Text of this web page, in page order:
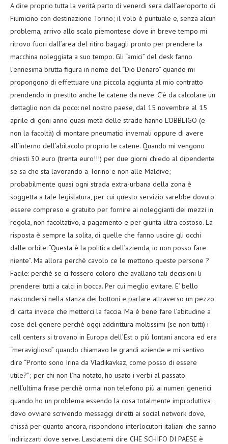
A dire proprio tutta la verità parto di venerdi sera dall’aeroporto di
Fiumicino con destinazione Torino; il volo è puntuale e, senza alcun
problema, arrivo allo scalo piemontese dove in breve tempo mi
ritrovo fuori dall’area del ritiro bagagli pronto per prendere la
macchina noleggiata a suo tempo. Gli “amici” del desk fanno
l’ennesima brutta figura in nome del “Dio Denaro” quando mi
propongono di effettuare una piccola aggiunta al mio contratto
prendendo in prestito anche le catene da neve. C’è da calcolare un
dettaglio non da poco: nel nostro paese, dal 15 novembre al 15
aprile di goni anno quasi metà delle strade hanno L’OBBLIGO (e
non la facoltà) di montare pneumatici invernali oppure di avere
all’interno dell’abitacolo proprio le catene. Quando mi vengono
chiesti 30 euro (trenta euro!!!) per due giorni chiedo al dipendente
se sa che sta lavorando a Torino e non alle Maldive;
probabilmente quasi ogni strada extra-urbana della zona è
soggetta a tale legislatura, per cui questo servizio sarebbe dovuto
essere compreso e gratuito per fornire ai noleggianti dei mezzi in
regola, non facoltativo, a pagamento e per giunta ultra costoso. La
risposta è sempre la solita, di quelle che fanno uscire gli occhi
dalle orbite: “Questa è la politica dell’azienda, io non posso fare
niente”. Ma allora perchè cavolo ce le mettono queste persone ?
Facile: perchè se ci fossero coloro che avallano tali decisioni li
prenderei tutti a calci in bocca. Per cui meglio evitare. E’ bello
nascondersi nella stanza dei bottoni e parlare attraverso un pezzo
di carta invece che metterci la faccia. Ma è bene fare l’abitudine a
cose del genere perchè oggi addirittura moltissimi (se non tutti) i
call centers si trovano in Europa dell’Est o più lontani ancora ed era
“meraviglioso” quando chiamavo le grandi aziende e mi sentivo
dire “Pronto sono Irina da Vladikavkaz, come posso di essere
utile?”; per chi non l’ha notato, ho usato i verbi al passato
nell’ultima frase perchè ormai non telefono più ai numeri generici
quando ho un problema essendo la cosa totalmente improduttiva;
devo ovviare scrivendo messaggi diretti ai social network dove,
chissà per quanto ancora, rispondono interlocutori italiani che sanno
indirizzarti dove serve. Lasciatemi dire CHE SCHIFO DI PAESE è